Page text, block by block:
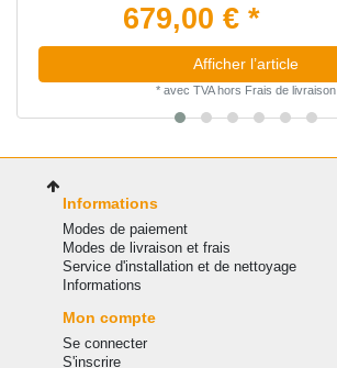
679,00 € *
Afficher l’article
* avec TVAhors Frais de livraison
Informations
Modes de paiement
Modes de livraison et frais
Service d'installation et de nettoyage
Informations
Mon compte
Se connecter
S'inscrire